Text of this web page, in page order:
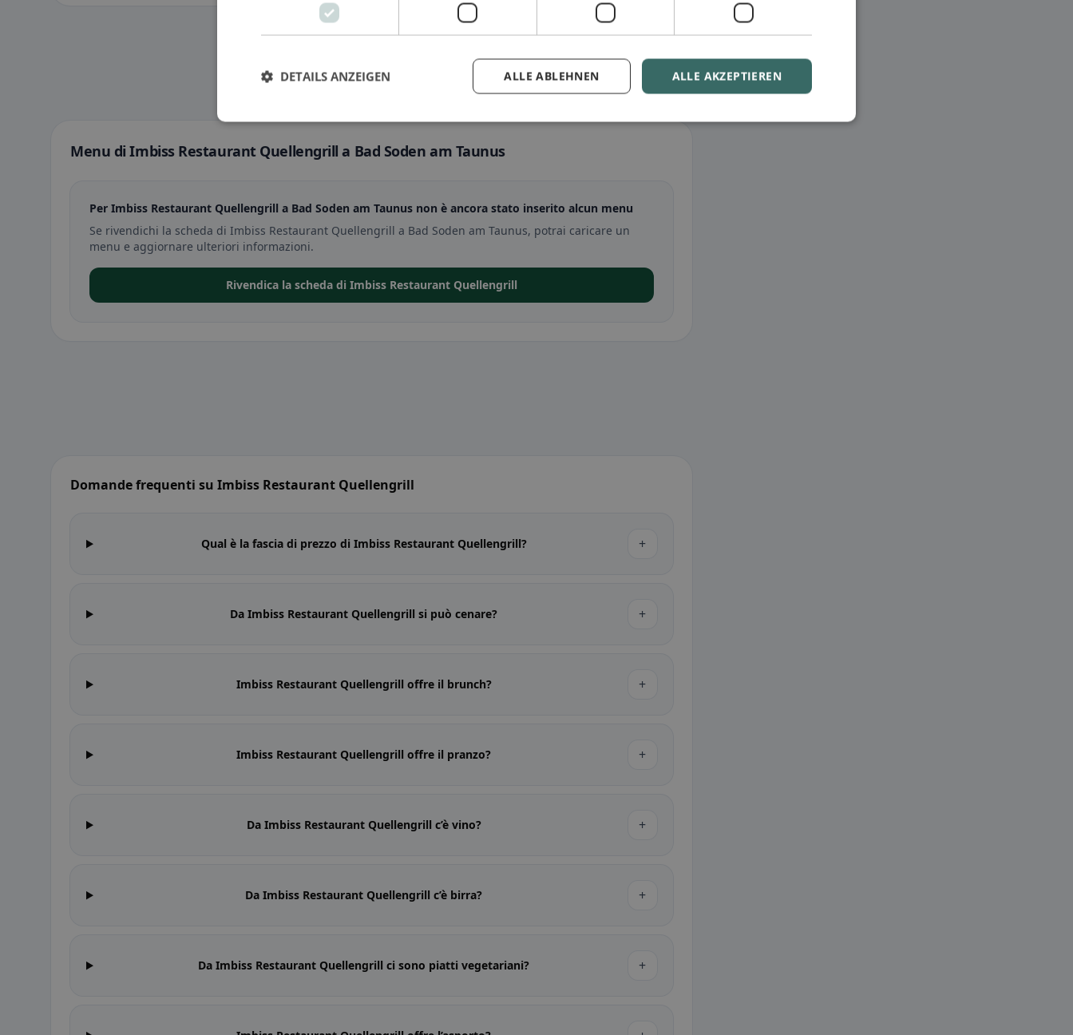
Menu di Imbiss Restaurant Quellengrill a Bad Soden am Taunus
Per Imbiss Restaurant Quellengrill a Bad Soden am Taunus non è ancora stato inserito alcun menu
Se rivendichi la scheda di Imbiss Restaurant Quellengrill a Bad Soden am Taunus, potrai caricare un
menu e aggiornare ulteriori informazioni.
Rivendica la scheda di Imbiss Restaurant Quellengrill
Domande frequenti su Imbiss Restaurant Quellengrill
Qual è la fascia di prezzo di Imbiss Restaurant Quellengrill? +
Da Imbiss Restaurant Quellengrill si può cenare? +
Imbiss Restaurant Quellengrill offre il brunch? +
Imbiss Restaurant Quellengrill offre il pranzo? +
Da Imbiss Restaurant Quellengrill c’è vino? +
Da Imbiss Restaurant Quellengrill c’è birra? +
Da Imbiss Restaurant Quellengrill ci sono piatti vegetariani? +
ALLE AKZEPTIEREN
ALLE ABLEHNEN
DETAILS ANZEIGEN